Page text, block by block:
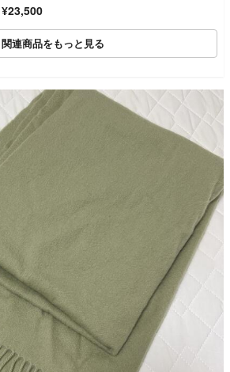
¥23,500
関連商品をもっと見る
OUT